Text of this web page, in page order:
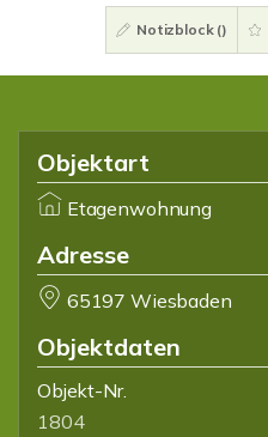
Notizblock ()
Objektart
Etagenwohnung
Adresse
65197 Wiesbaden
Objektdaten
Objekt-Nr.
1804